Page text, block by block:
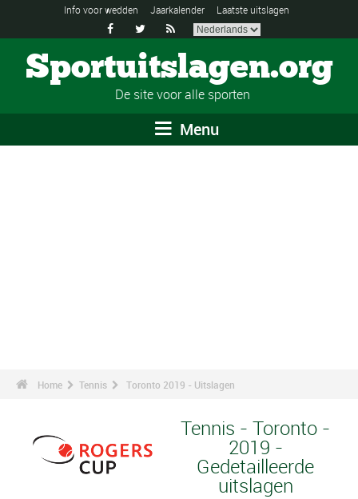
Info voor wedden Jaarkalender Laatste uitslagen
  
Sportuitslagen.org
De site voor alle sporten
Menu
Home Tennis Toronto 2019 - Uitslagen
Tennis - Toronto -
2019 -
Gedetailleerde
uitslagen